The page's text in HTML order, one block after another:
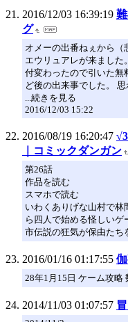
2016/12/03 16:39:19
グ
オメーの出番ねぇから（
エウリュアレが来ました
付変わったので引いた無
ど後の出来事でした。
...続きを見る
2016/12/03 15:22
2016/08/19 16:20:47
｜コミックダンガン
第26話
作品を読む
スマホで読む
いわくありげな山村で
ら四人で始める怪しい
市伝説の狂気が保由たち
2016/01/16 01:17:55
28年1月15日 ケーム攻略
2014/11/03 01:07:57